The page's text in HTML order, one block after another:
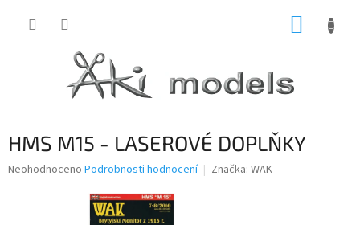
HMS M15 - LASEROVÉ DOPLŇKY
Průměrné
Neohodnoceno Podrobnosti hodnocení Značka: WAK